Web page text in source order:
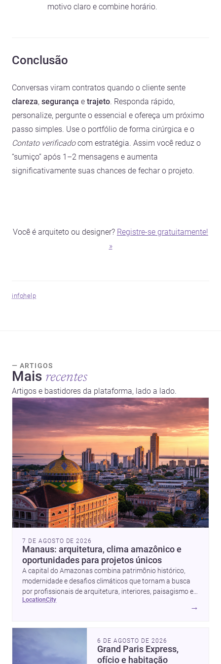
motivo claro e combine horário.
Conclusão
Conversas viram contratos quando o cliente sente
clareza, segurança e trajeto. Responda rápido,
personalize, pergunte o essencial e ofereça um próximo
passo simples. Use o portfólio de forma cirúrgica e o
Contato verificadocom estratégia. Assim você reduz o
“sumiço” após 1–2 mensagens e aumenta
significativamente suas chances de fechar o projeto.
Você é arquiteto ou designer? Registre-se gratuitamente!
»
infohelp
— ARTIGOS
Mais recentes
Artigos e bastidores da plataforma, lado a lado.
7 DE AGOSTO DE 2026
Manaus: arquitetura, clima amazônico e
oportunidades para projetos únicos
A capital do Amazonas combina patrimônio histórico,
modernidade e desafios climáticos que tornam a busca
por profissionais de arquitetura, interiores, paisagismo e
obras ainda mais estratégica.
location city
→
6 DE AGOSTO DE 2026
Grand Paris Express,
ofício e habitação